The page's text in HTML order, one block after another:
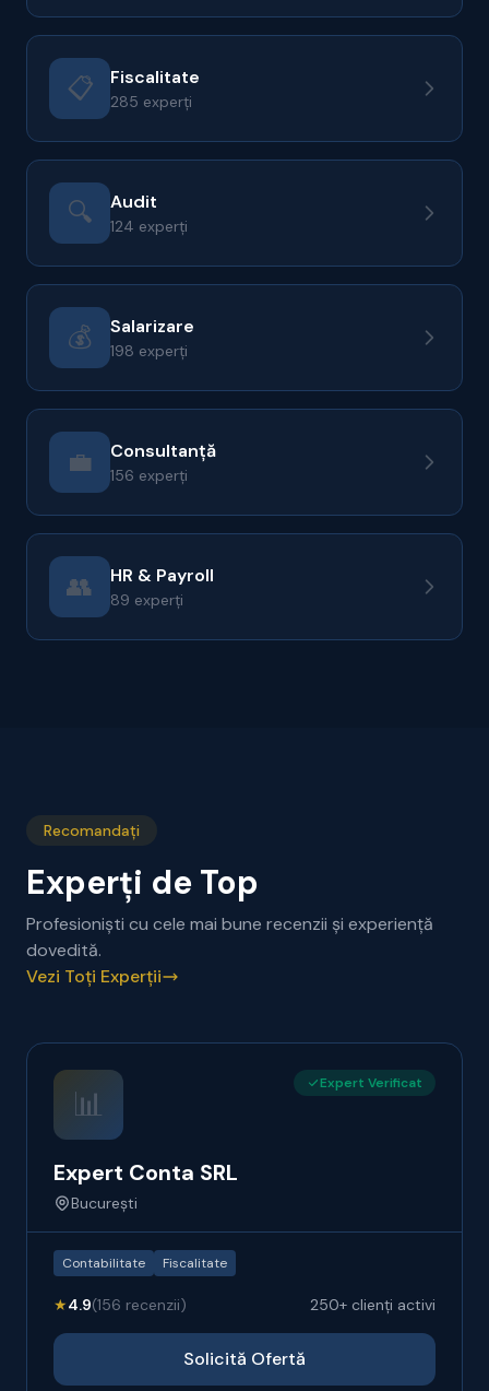
📋 Fiscalitate
285 experți
🔍 Audit
124 experți
💰 Salarizare
198 experți
💼 Consultanță
156 experți
👥 HR & Payroll
89 experți
Recomandați
Experți de Top
Profesioniști cu cele mai bune recenzii și experiență
dovedită.
Vezi Toți Experții
📊 Expert Verificat
Expert Conta SRL
București
Contabilitate Fiscalitate
★4.9(156 recenzii) 250+ clienți activi
Solicită Ofertă